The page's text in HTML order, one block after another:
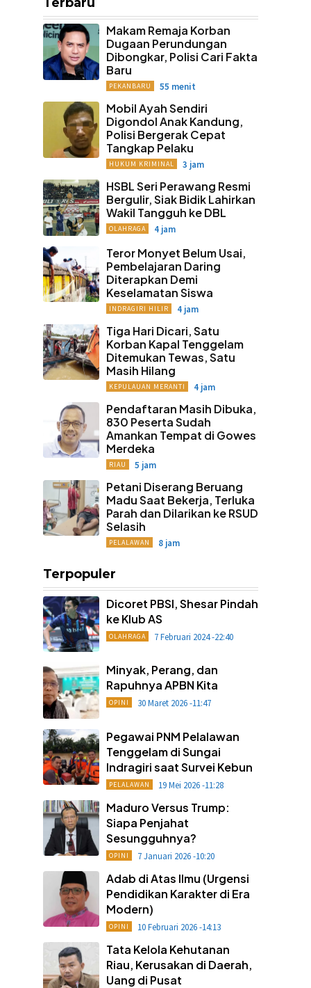
Makam Remaja Korban
Dugaan Perundungan
Dibongkar, Polisi Cari Fakta
Baru
PEKANBARU 55 menit
Mobil Ayah Sendiri
Digondol Anak Kandung,
Polisi Bergerak Cepat
Tangkap Pelaku
HUKUM KRIMINAL 3 jam
HSBL Seri Perawang Resmi
Bergulir, Siak Bidik Lahirkan
Wakil Tangguh ke DBL
OLAHRAGA 4 jam
Teror Monyet Belum Usai,
Pembelajaran Daring
Diterapkan Demi
Keselamatan Siswa
INDRAGIRI HILIR 4 jam
Tiga Hari Dicari, Satu
Korban Kapal Tenggelam
Ditemukan Tewas, Satu
Masih Hilang
KEPULAUAN MERANTI 4 jam
Pendaftaran Masih Dibuka,
830 Peserta Sudah
Amankan Tempat di Gowes
Merdeka
RIAU 5 jam
Petani Diserang Beruang
Madu Saat Bekerja, Terluka
Parah dan Dilarikan ke RSUD
Selasih
PELALAWAN 8 jam
Terpopuler
Dicoret PBSI, Shesar Pindah
ke Klub AS
OLAHRAGA 7 Februari 2024 -22:40
Minyak, Perang, dan
Rapuhnya APBN Kita
OPINI 30 Maret 2026 -11:47
Pegawai PNM Pelalawan
Tenggelam di Sungai
Indragiri saat Survei Kebun
PELALAWAN 19 Mei 2026 -11:28
Maduro Versus Trump:
Siapa Penjahat
Sesungguhnya?
OPINI 7 Januari 2026 -10:20
Adab di Atas Ilmu (Urgensi
Pendidikan Karakter di Era
Modern)
OPINI 10 Februari 2026 -14:13
Tata Kelola Kehutanan
Riau, Kerusakan di Daerah,
Uang di Pusat